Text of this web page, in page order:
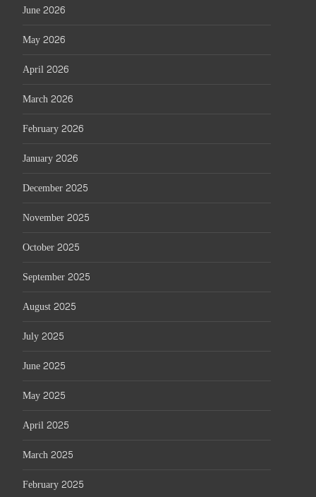
June 2026
May 2026
April 2026
March 2026
February 2026
January 2026
December 2025
November 2025
October 2025
September 2025
August 2025
July 2025
June 2025
May 2025
April 2025
March 2025
February 2025